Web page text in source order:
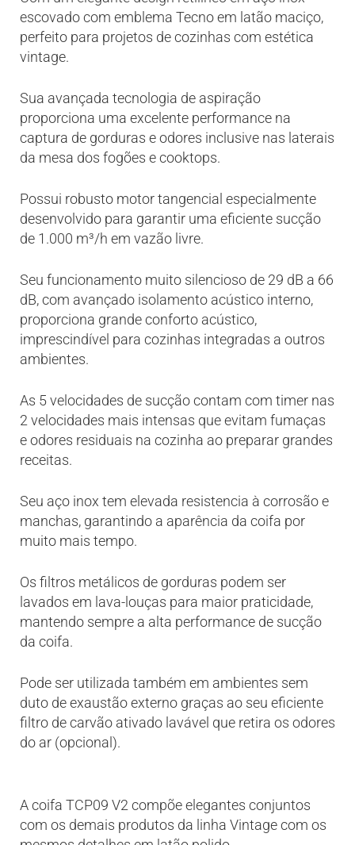
escovado com emblema Tecno em latão maciço,
perfeito para projetos de cozinhas com estética
vintage.
Sua avançada tecnologia de aspiração
proporciona uma excelente performance na
captura de gorduras e odores inclusive nas laterais
da mesa dos fogões e cooktops.
Possui robusto motor tangencial especialmente
desenvolvido para garantir uma eficiente sucção
de 1.000 m³/h em vazão livre.
Seu funcionamento muito silencioso de 29 dB a 66
dB, com avançado isolamento acústico interno,
proporciona grande conforto acústico,
imprescindível para cozinhas integradas a outros
ambientes.
As 5 velocidades de sucção contam com timer nas
2 velocidades mais intensas que evitam fumaças
e odores residuais na cozinha ao preparar grandes
receitas.
Seu aço inox tem elevada resistencia à corrosão e
manchas, garantindo a aparência da coifa por
muito mais tempo.
Os filtros metálicos de gorduras podem ser
lavados em lava-louças para maior praticidade,
mantendo sempre a alta performance de sucção
da coifa.
Pode ser utilizada também em ambientes sem
duto de exaustão externo graças ao seu eficiente
filtro de carvão ativado lavável que retira os odores
do ar (opcional).
A coifa TCP09 V2 compõe elegantes conjuntos
com os demais produtos da linha Vintage com os